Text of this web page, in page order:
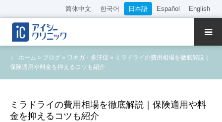
简体中文 한국어 日本語 Español English
ホーム » ブログ » ワキガ・多汗症 » ミラドライの費用相場を徹底解説｜
保険適用や料金を抑えるコツも紹介
ミラドライの費用相場を徹底解説｜保険適用や料
金を抑えるコツも紹介
クリニック紹介
診療内容